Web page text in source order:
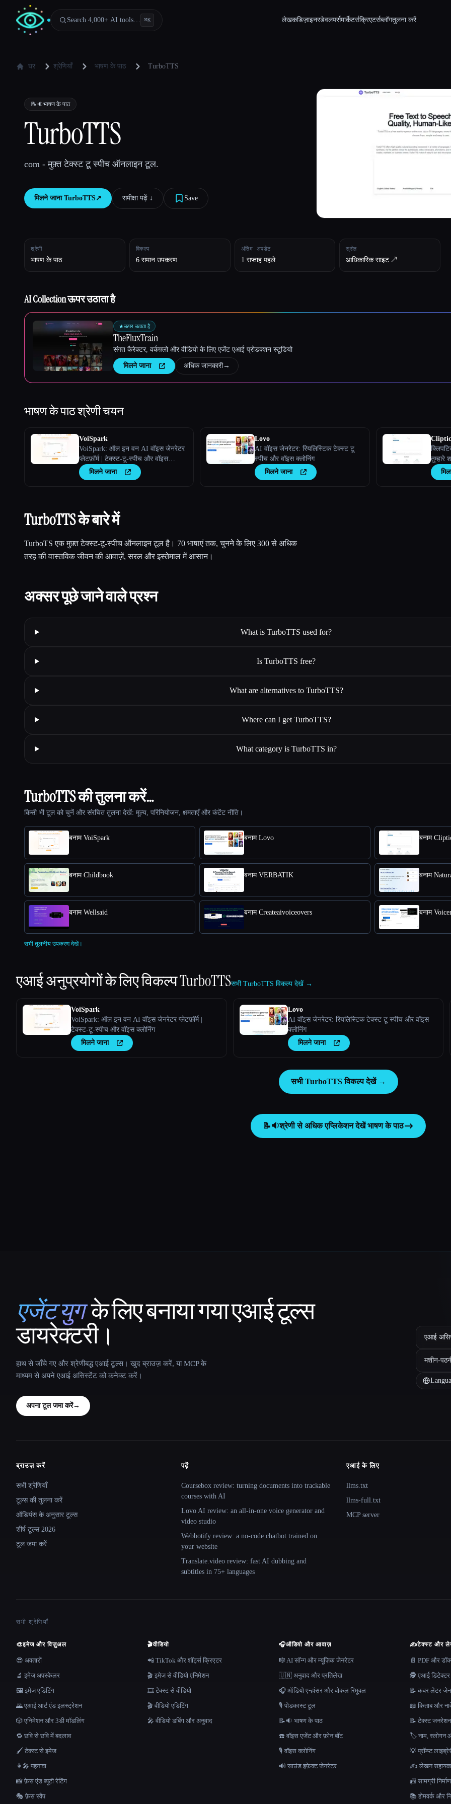
Search 4,000+ AI tools… ⌘K लेखकडिज़ाइनरडेवलपर्समार्केटर्सक्रिएटर्सब्लॉगतुलना करें
घर श्रेणियाँ भाषण के पाठ TurboTTS
📝🔉भाषण के पाठ
TurboTTS
com - मुफ़्त टेक्स्ट टू स्पीच ऑनलाइन टूल.
मिलने जाना TurboTTS↗︎ समीक्षा पढ़ें ↓︎ Save
श्रेणी
भाषण के पाठ
विकल्प
6 समान उपकरण
अंतिम अपडेट
1 सप्ताह पहले
स्रोत
आधिकारिक साइट ↗︎
AI Collection ऊपर उठाता है
★ऊपर उठाता है
TheFluxTrain
संगत कैरेक्टर, वर्कफ़्लो और वीडियो के लिए एजेंट एआई प्रोडक्शन स्टूडियो
मिलने जाना अधिक जानकारी→
भाषण के पाठश्रेणी चयन
VoiSpark
VoiSpark: ऑल इन वन AI वॉइस जेनरेटर
प्लेटफ़ॉर्म | टेक्स्ट-टू-स्पीच और वॉइस
क्लोनिंगमिलने जाना
Lovo
AI वॉइस जेनरेटर: रियलिस्टिक टेक्स्ट टू
स्पीच और वॉइस क्लोनिंग
मिलने जाना
तुम्हारे
TurboTTS के बारे में
TurboTS एक मुफ़्त टेक्स्ट-टू-स्पीच ऑनलाइन टूल है। 70 भाषाएं तक, चुनने के लिए 300 से अधिक
तरह की वास्तविक जीवन की आवाज़ें, सरल और इस्तेमाल में आसान।
अक्सर पूछे जाने वाले प्रश्न
What is TurboTTS used for?
Is TurboTTS free?
What are alternatives to TurboTTS?
Where can I get TurboTTS?
What category is TurboTTS in?
TurboTTS की तुलना करें…
किसी भी टूल को चुनें और संरचित तुलना देखें: मूल्य, परिनियोजन, क्षमताएँ और कंटेंट नीति।
बनाम VoiSpark बनाम Lovo बनाम
बनाम Childbook बनाम VERBATIK बनाम
बनाम Wellsaid बनाम Createaivoiceovers बनाम
सभी तुलनीय उपकरण देखें।
एआई अनुप्रयोगों के लिए विकल्पTurboTTSसभी TurboTTS विकल्प देखें →
VoiSpark
VoiSpark: ऑल इन वन AI वॉइस जेनरेटर प्लेटफ़ॉर्म |
टेक्स्ट-टू-स्पीच और वॉइस क्लोनिंग
मिलने जाना
Lovo
AI वॉइस जेनरेटर: रियलिस्टिक टेक्स्ट टू स्पीच और वॉइस
क्लोनिंग
मिलने जाना
सभी TurboTTS विकल्प देखें →
📝🔉श्रेणी से अधिक एप्लिकेशन देखेंभाषण के पाठ
That AI Collection
एजेंट युग के लिए बनाया गया एआई टूल्स
डायरेक्टरी।
हाथ से जाँचे गए और श्रेणीबद्ध एआई टूल्स। खुद ब्राउज़ करें, या MCP के
माध्यम से अपने एआई असिस्टेंट को कनेक्ट करें।
अपना टूल जमा करें→
एआई
मशीन-
Site navigation
ब्राउज़ करें
सभी श्रेणियाँ
टूल्स की तुलना करें
ऑडियंस के अनुसार टूल्स
शीर्ष टूल्स 2026
टूल जमा करें
पढ़ें
Coursebox review: turning documents into trackable
courses with AI
Lovo AI review: an all-in-one voice generator and
video studio
Webbotify review: a no-code chatbot trained on
your website
Translate.video review: fast AI dubbing and
subtitles in 75+ languages
एआई के लिए
llms.txt
llms-full.txt
MCP server
सभी श्रेणियाँ
🎨इमेज और विज़ुअल
😎 अवतारों
🔬 इमेज अपस्केलर
🖼️ इमेज एडिटिंग
🌄 एआई आर्ट एंड इलस्ट्रेशन
🎲 एनिमेशन और 3डी मॉडलिंग
🔁 छवि से छवि में बदलाव
🖌️ टेक्स्ट से इमेज
👩‍🎤 पहनावा
📸 फ़ेस एंड ब्यूटी रेटिंग
🎭 फ़ेस स्वैप
🎬वीडियो
📲 TikTok और शॉर्ट्स क्रिएटर
🎬 इमेज से वीडियो एनिमेशन
🎞️ टेक्स्ट से वीडियो
🎬 वीडियो एडिटिंग
🎤 वीडियो डबिंग और अनुवाद
🎧ऑडियो और आवाज़
🎼 AI सॉन्ग और म्यूज़िक जेनरेटर
🇺🇳 अनुवाद और प्रतिलेख
🎧 ऑडियो एन्हांसर और वोकल रिमूवल
🎙️ पोडकास्ट टूल
📝🔉 भाषण के पाठ
☎️ वॉइस एजेंट और फ़ोन बॉट
🎙️ वॉइस क्लोनिंग
🔊 साउंड इफ़ेक्ट जेनरेटर
✍️टेक्स्ट और
📄 PDF और
🕵️ एआई डिटेक्टर
📝 कवर लेटर
📖 किताब और
📝 टेक्स्ट जनरेशन
🏷️ नाम, स्लोगन
💡 प्रॉम्प्ट
✍️ लेखन सहायक
📠 सामग्री
📚 होमवर्क और